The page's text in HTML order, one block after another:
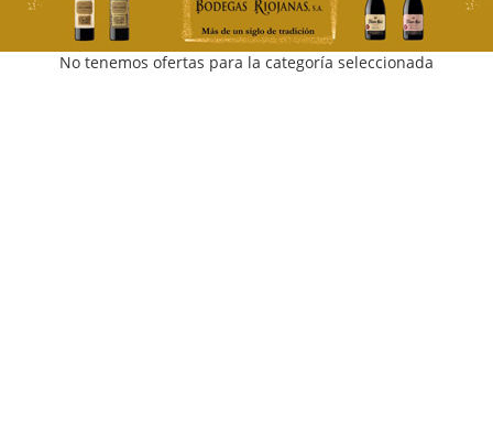
No tenemos ofertas para la categoría seleccionada